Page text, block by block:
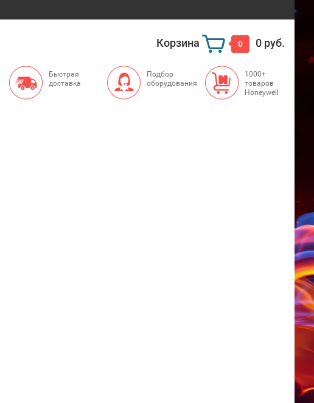
Корзина 0 0 руб.
Быстрая
доставка
Подбор
оборудования
1000+
товаров
Honeywell